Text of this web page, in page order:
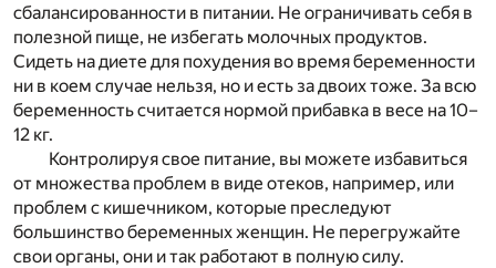
сбалансированности в питании. Не ограничивать себя в
полезной пище, не избегать молочных продуктов.
Сидеть на диете для похудения во время беременности
ни в коем случае нельзя, но и есть за двоих тоже. За всю
беременность считается нормой прибавка в весе на 10–
12 кг.
Контролируя свое питание, вы можете избавиться
от множества проблем в виде отеков, например, или
проблем с кишечником, которые преследуют
большинство беременных женщин. Не перегружайте
свои органы, они и так работают в полную силу.